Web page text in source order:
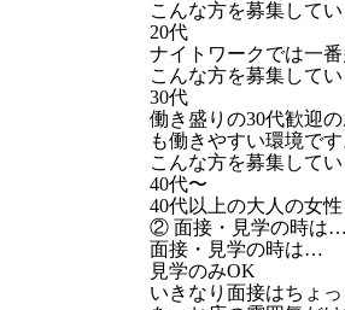
こんな方を募集して
20代
ナイトワークでは一番
こんな方を募集して
30代
働き盛りの30代歓迎
も働きやすい環境です
こんな方を募集して
40代〜
40代以上の大人の女性
② 面接・見学の時は…
面接・見学の時は…
見学のみOK
いきなり面接はちょ